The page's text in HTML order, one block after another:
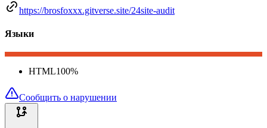
https://brosfoxxx.gitverse.site/24site-audit
Языки
HTML100%
Сообщить о нарушении